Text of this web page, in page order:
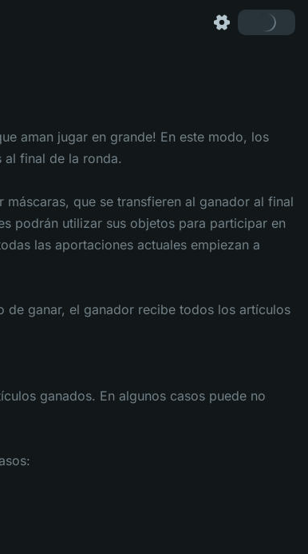
aman jugar en grande! En este modo, los
final de la ronda.
que se transfieren al ganador al final
podrán utilizar sus objetos para participar en
las aportaciones actuales empiezan a
de ganar, el ganador recibe todos los artículos
ganados. En algunos casos puede no